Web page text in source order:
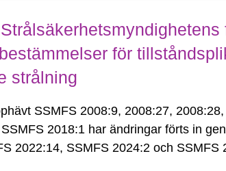
för
strålning
SSMFS 2008:9, 2008:27,
2018:1 har ändringar förts in
2022:14, SSMFS 2024:2 och SSMFS